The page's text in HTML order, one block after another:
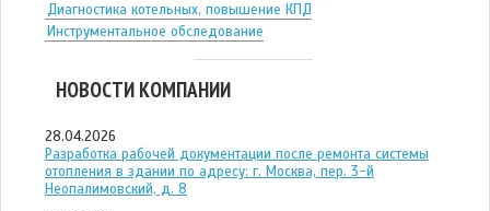
Диагностика котельных, повышение КПД
Инструментальное обследование
НОВОСТИ КОМПАНИИ
28.04.2026
Разработка рабочей документации после ремонта системы
отопления в здании по адресу: г. Москва, пер. 3-й
Неопалимовский, д. 8